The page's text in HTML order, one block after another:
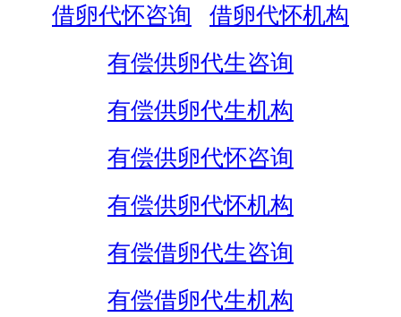
借卵代怀咨询
借卵代怀机构
有偿供卵代生咨询
有偿供卵代生机构
有偿供卵代怀咨询
有偿供卵代怀机构
有偿借卵代生咨询
有偿借卵代生机构